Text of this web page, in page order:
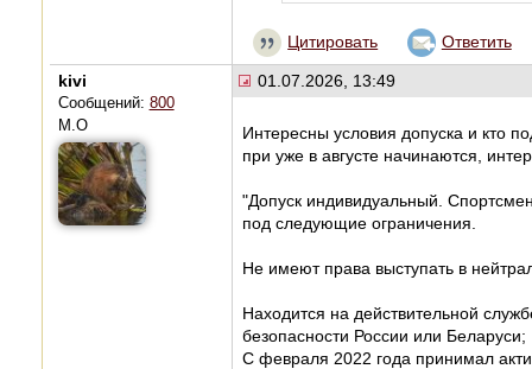
Цитировать Ответить
kivi
Сообщений: 800
М.О
01.07.2026, 13:49
Интересны условия допуска и кто
при уже в августе начинаются,
"Допуск индивидуальный.
под следующие ограничения.
Не имеют права выступать в
Находится на действительной
безопасности России или Беларуси;
С февраля 2022 года принимал